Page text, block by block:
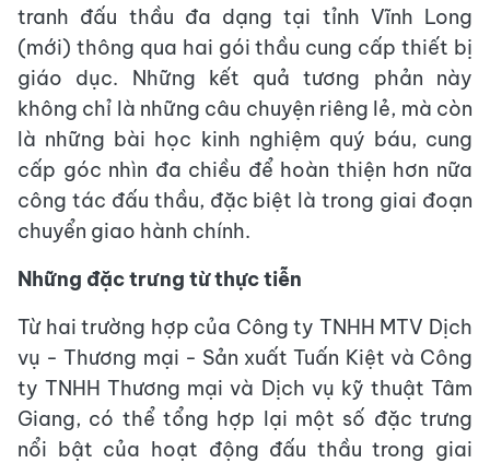
tranh đấu thầu đa dạng tại tỉnh Vĩnh Long
(mới) thông qua hai gói thầu cung cấp thiết bị
giáo dục. Những kết quả tương phản này
không chỉ là những câu chuyện riêng lẻ, mà còn
là những bài học kinh nghiệm quý báu, cung
cấp góc nhìn đa chiều để hoàn thiện hơn nữa
công tác đấu thầu, đặc biệt là trong giai đoạn
chuyển giao hành chính.
Những đặc trưng từ thực tiễn
Từ hai trường hợp của Công ty TNHH MTV Dịch
vụ - Thương mại - Sản xuất Tuấn Kiệt và Công
ty TNHH Thương mại và Dịch vụ kỹ thuật Tâm
Giang, có thể tổng hợp lại một số đặc trưng
nổi bật của hoạt động đấu thầu trong giai